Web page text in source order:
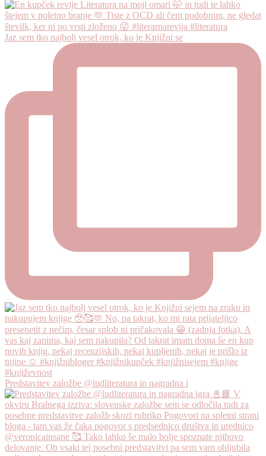
Jaz sem tko najbolj vesel otrok, ko je Knjižni se
Predstavitev založbe @ludliteratura in nagradna i